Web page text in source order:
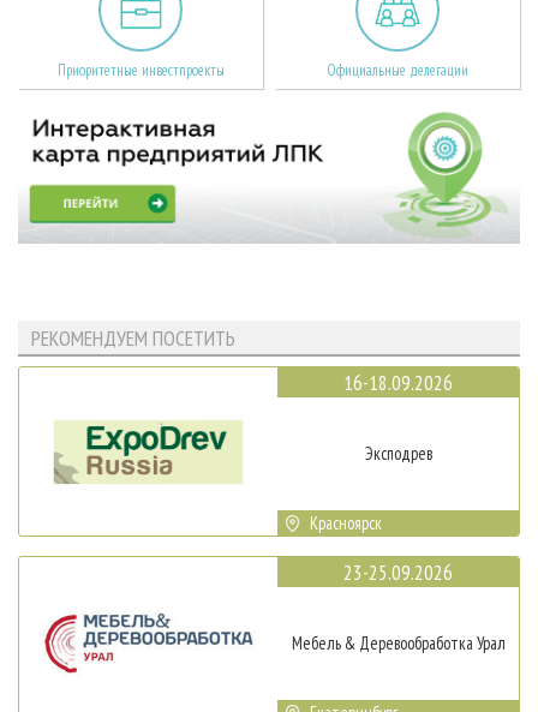
Приоритетные инвестпроекты Официальные делегации
РЕКОМЕНДУЕМ ПОСЕТИТЬ
16-18.09.2026
Эксподрев
Красноярск
23-25.09.2026
Мебель & Деревообработка Урал